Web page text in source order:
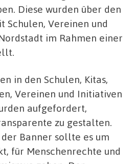
Diese wurden über den
Schulen, Vereinen und
im Rahmen einer
in den Schulen, Kitas,
Vereinen und Initiativen
aufgefordert,
zu gestalten.
Banner sollte es um
für Menschenrechte und